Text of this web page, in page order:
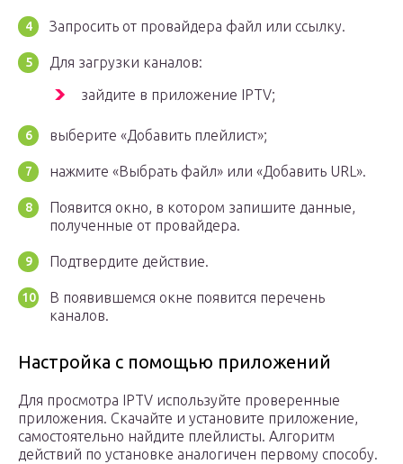
Запросить от провайдера файл или ссылку.
Для загрузки каналов:
зайдите в приложение IPTV;
выберите «Добавить плейлист»;
нажмите «Выбрать файл» или «Добавить URL».
Появится окно, в котором запишите данные,
полученные от провайдера.
Подтвердите действие.
В появившемся окне появится перечень
каналов.
Настройка с помощью приложений
Для просмотра IPTV используйте проверенные
приложения. Скачайте и установите приложение,
самостоятельно найдите плейлисты. Алгоритм
действий по установке аналогичен первому способу.